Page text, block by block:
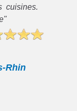
cuisines.
Rhin